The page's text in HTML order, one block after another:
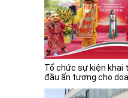
Tổ chức sự kiện khai
đầu ấn tượng cho